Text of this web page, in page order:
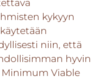
kykyyn
niin, että
hyvin
Viable